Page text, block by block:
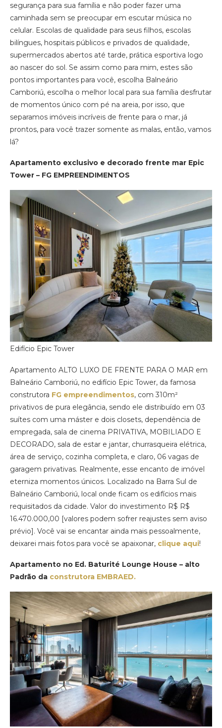
segurança para sua família e não poder fazer uma
caminhada sem se preocupar em escutar música no
celular. Escolas de qualidade para seus filhos, escolas
bilíngues, hospitais públicos e privados de qualidade,
supermercados abertos até tarde, prática esportiva logo
ao nascer do sol. Se assim como para mim, estes são
pontos importantes para você, escolha Balneário
Camboriú, escolha o melhor local para sua família desfrutar
de momentos único com pé na areia, por isso, que
separamos imóveis incríveis de frente para o mar, já
prontos, para você trazer somente as malas, então, vamos
lá?
Apartamento exclusivo e decorado frente mar Epic
Tower – FG EMPREENDIMENTOS
Edifício Epic Tower
Apartamento ALTO LUXO DE FRENTE PARA O MAR em
Balneário Camboriú, no edifício Epic Tower, da famosa
construtora FG empreendimentos, com 310m²
privativos de pura elegância, sendo ele distribuído em 03
suítes com uma máster e dois closets, dependência de
empregada, sala de cinema PRIVATIVA, MOBILIADO E
DECORADO, sala de estar e jantar, churrasqueira elétrica,
área de serviço, cozinha completa, e claro, 06 vagas de
garagem privativas. Realmente, esse encanto de imóvel
eterniza momentos únicos. Localizado na Barra Sul de
Balneário Camboriú, local onde ficam os edifícios mais
requisitados da cidade. Valor do investimento R$ R$
16.470.000,00 [valores podem sofrer reajustes sem aviso
prévio]. Você vai se encantar ainda mais pessoalmente,
deixarei mais fotos para você se apaixonar, clique aqui!
Apartamento no Ed. Baturité Lounge House – alto
Padrão da construtora EMBRAED.